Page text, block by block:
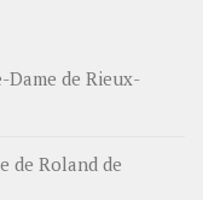
Dame de Rieux-
de Roland de